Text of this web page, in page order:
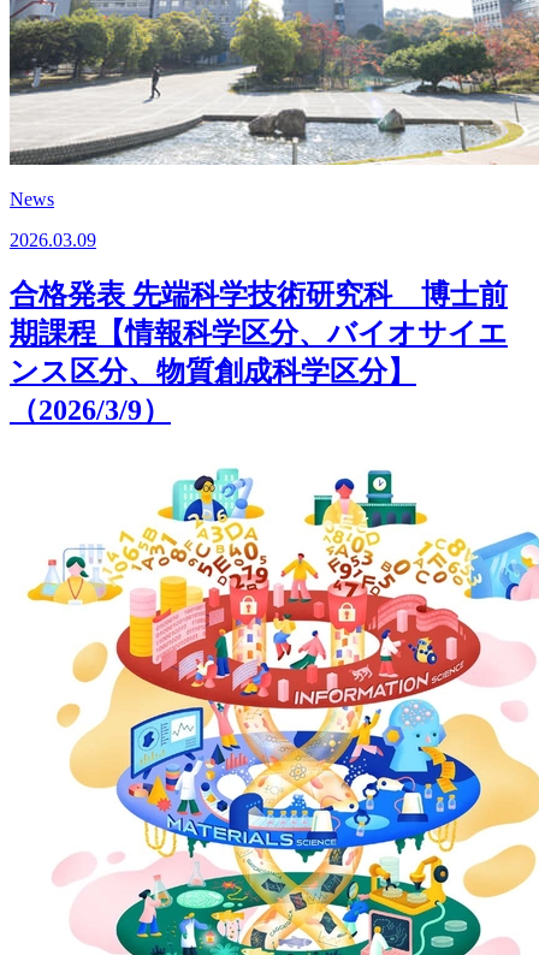
News
2026.03.09
合格発表 先端科学技術研究科 博士前
期課程【情報科学区分、バイオサイエ
ンス区分、物質創成科学区分】
（2026/3/9）